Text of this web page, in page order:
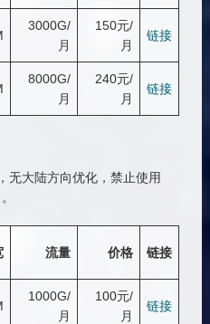
3000G/
月
150元/
月
链接
8000G/
月
240元/
月
链接
无大陆方向优化，禁止使用
流量 价格 链接
1000G/
月
100元/
月
链接